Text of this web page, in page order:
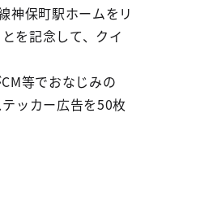
神保町駅ホームをリ
を記念して、クイ
等でおなじみの
ッカー広告を50枚